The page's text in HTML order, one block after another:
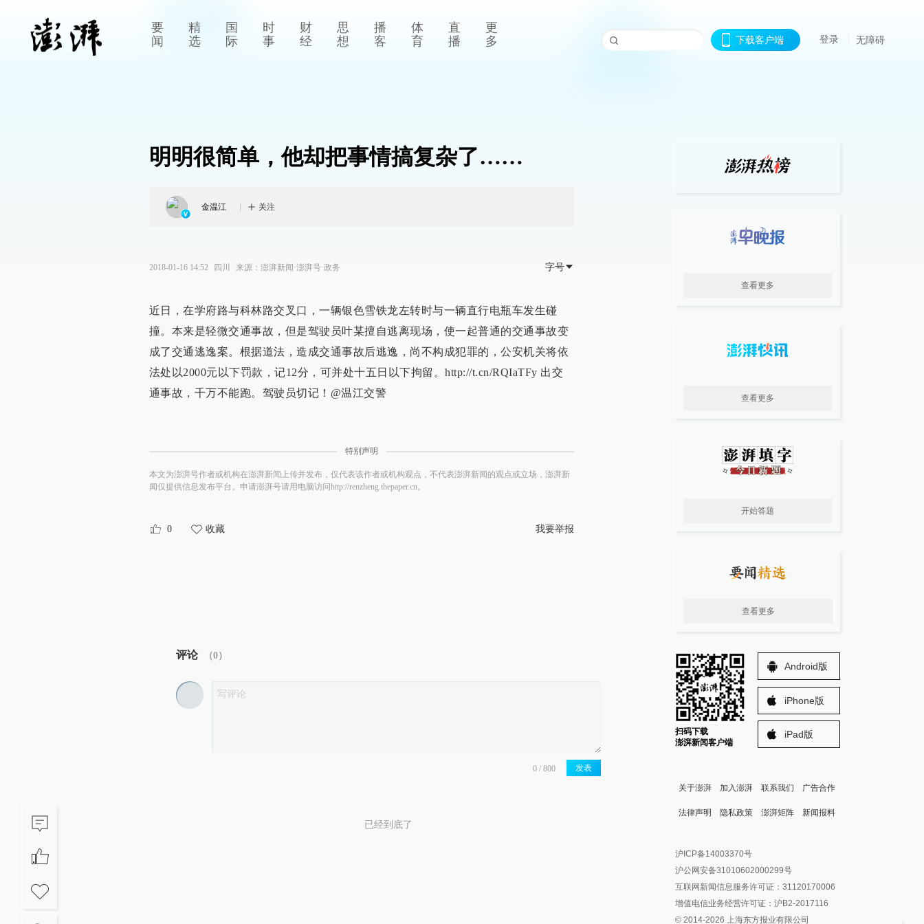
要
闻
精
选
国
际
时
事
财
经
思
想
播
客
体
育
直
播
更
多
下载客户端 登录 无障碍
明明很简单，他却把事情搞复杂了……
金温江 关注
2018-01-16 14:52 四川 来源： 澎湃新闻·澎湃号·政务 字号
近日，在学府路与科林路交叉口，一辆银色雪铁龙左转时与一辆直行电瓶车发生碰
撞。本来是轻微交通事故，但是驾驶员叶某擅自逃离现场，使一起普通的交通事故变
成了交通逃逸案。根据道法，造成交通事故后逃逸，尚不构成犯罪的，公安机关将依
法处以2000元以下罚款，记12分，可并处十五日以下拘留。http://t.cn/RQIaTFy 出交
通事故，千万不能跑。驾驶员切记！@温江交警
特别声明
本文为澎湃号作者或机构在澎湃新闻上传并发布，仅代表该作者或机构观点，不代表澎湃新闻的观点或立场，澎湃新
闻仅提供信息发布平台。申请澎湃号请用电脑访问http://renzheng.thepaper.cn。
0 收藏 我要举报
评论 （0）
发表
已经到底了
查看更多
查看更多
开始答题
查看更多
扫码下载
澎湃新闻客户端
Android版
iPhone版
iPad版
关于澎湃 加入澎湃 联系我们 广告合作
法律声明 隐私政策 澎湃矩阵
澎湃新闻公众号
澎湃新闻抖音号
派生万物开放平台
IP SHANGHAI
新闻报料
报料邮箱: news@thepaper.cn
沪ICP备14003370号
沪公网安备31010602000299号
互联网新闻信息服务许可证：31120170006
增值电信业务经营许可证：沪B2-2017116
© 2014-2026 上海东方报业有限公司